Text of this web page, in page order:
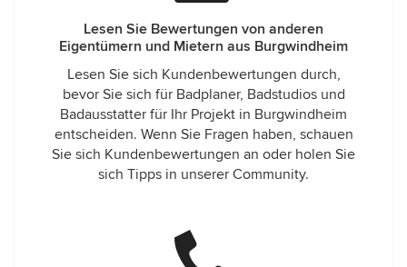
Lesen Sie Bewertungen von anderen
Eigentümern und Mietern aus Burgwindheim
Lesen Sie sich Kundenbewertungen durch,
bevor Sie sich für Badplaner, Badstudios und
Badausstatter für Ihr Projekt in Burgwindheim
entscheiden. Wenn Sie Fragen haben, schauen
Sie sich Kundenbewertungen an oder holen Sie
sich Tipps in unserer Community.